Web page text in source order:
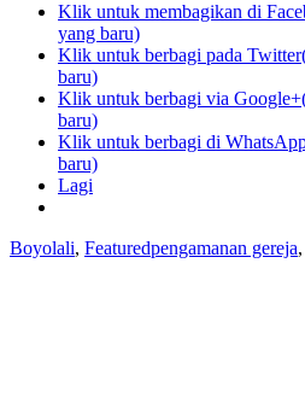
Klik untuk membagikan di
yang baru)
Klik untuk berbagi pada
baru)
Klik untuk berbagi via
baru)
Klik untuk berbagi di
baru)
Lagi
Boyolali, Featuredpengamanan gereja,